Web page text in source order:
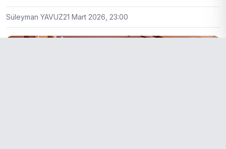
Süleyman YAVUZ21 Mart 2026, 23:00